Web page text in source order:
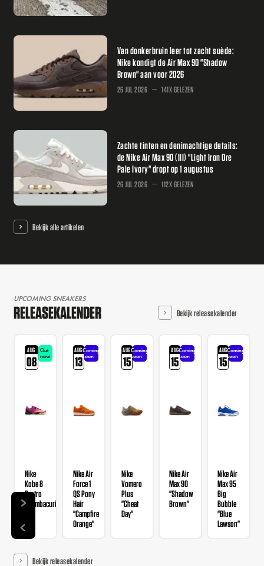
Van donkerbruin leer tot zacht suède:
Nike kondigt de Air Max 90 "Shadow
Brown" aan voor 2026
26 JUL 2026 141X GELEZEN
Zachte tinten en denimachtige details:
de Nike Air Max 90 (III) "Light Iron Ore
Pale Ivory" dropt op 1 augustus
26 JUL 2026 112X GELEZEN
Bekijk alle artikelen
UPCOMING SNEAKERS
RELEASEKALENDER Bekijk releasekalender
AUG
08
Out
now
Nike
Kobe 8
Protro
"Mambacurial"
AUG
13
Coming
soon
Nike Air
Force 1
QS Pony
Hair
"Campfire
Orange"
AUG
15
Coming
soon
Nike
Vomero
Plus
"Cheat
Day"
AUG
15
Coming
soon
Nike Air
Max 90
"Shadow
Brown"
AUG
15
Coming
soon
Nike Air
Max 95
Big
Bubble
"Blue
Lawson"
Bekijk releasekalender